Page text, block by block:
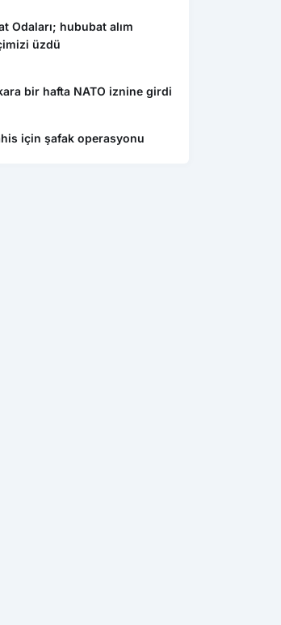
Odaları; hububat alım
üzdü
bir hafta NATO iznine girdi
için şafak operasyonu